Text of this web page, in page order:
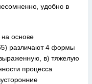
удобно в
основе
различают 4 формы
в) тяжелую
процесса